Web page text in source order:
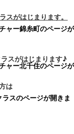
スがはじまります。
ャー錦糸町のページが
スがはじまります♪
ャー北千住のページが
は
ラスのページが開きま